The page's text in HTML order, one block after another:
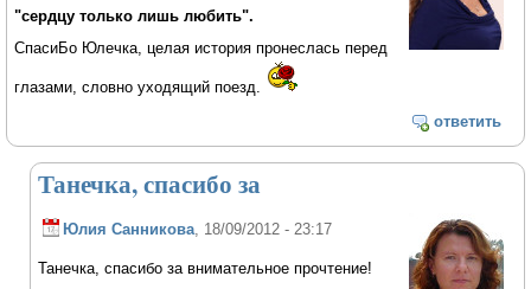
"сердцу только лишь любить".
СпасиБо Юлечка, целая история пронеслась перед
глазами, словно уходящий поезд.
ответить
Танечка, спасибо за
Юлия Санникова, 18/09/2012 - 23:17
Танечка, спасибо за внимательное прочтение!